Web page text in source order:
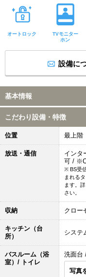
オートロック
TVモニター
ホン
設備に
基本情報
こだわり設備・特徴
位置 最上階
放送・通信
インタ
可 /
※ BS受
まれる
ます。
さい。
収納 クロー
キッチン（台
所）
システ
バスルーム（浴
室）/ トイレ
洗面台
写真